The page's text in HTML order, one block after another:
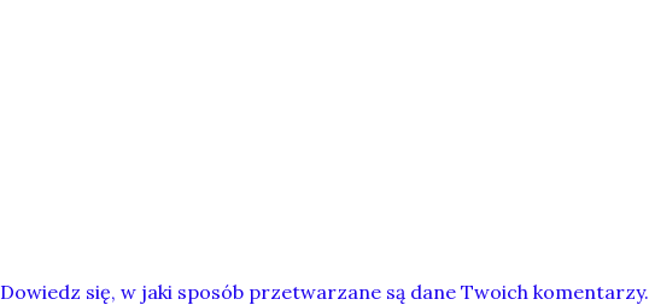
Dowiedz się, w jaki sposób przetwarzane są dane Twoich komentarzy.